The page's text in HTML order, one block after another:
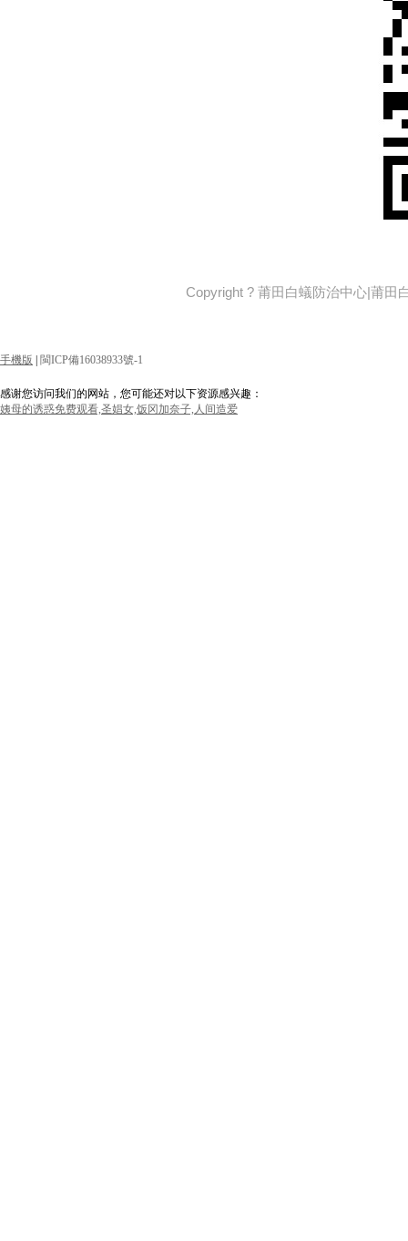
Copyright ? 莆田白蟻防治中心|莆田
手機版 閩ICP備16038933號-1
感谢您访问我们的网站，您可能还对以下资源感兴趣：
姨母的诱惑免费观看,圣娼女,饭冈加奈子,人间造爱